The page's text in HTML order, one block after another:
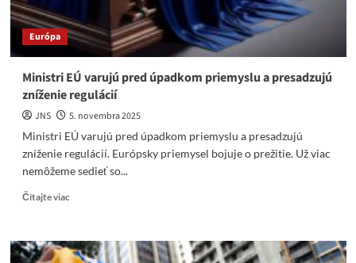
Európa
Ministri EÚ varujú pred úpadkom priemyslu a presadzujú
zníženie regulácií
JNS
5. novembra 2025
Ministri EÚ varujú pred úpadkom priemyslu a presadzujú
zníženie regulácií. Európsky priemysel bojuje o prežitie. Už viac
nemôžeme sedieť so...
Čítajte viacRead
Ministri
EÚ